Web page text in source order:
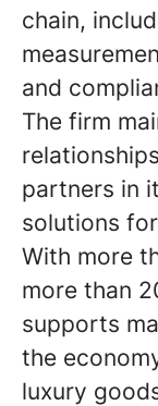
chain,
and
The firm
partners in
solutions
With more
more than
supports
the
luxury